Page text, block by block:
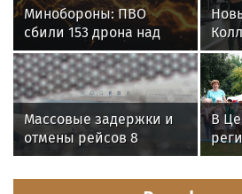
Минобороны: ПВО
сбили 153 дрона над
Россией за ночь 9
августа
Массовые задержки и
отмены рейсов 8
августа: хаос в
В